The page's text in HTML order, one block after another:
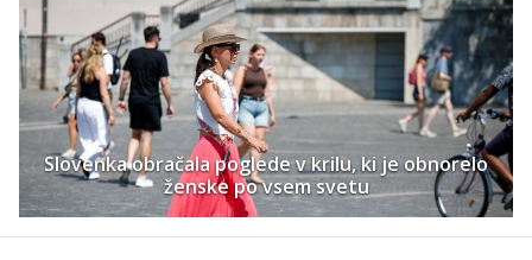
Slovenka obračala poglede v krilu, ki je obnorelo
ženske po vsem svetu